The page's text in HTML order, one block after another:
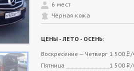
6 мест
Чёрная кожа
ЦЕНЫ - ЛЕТО - ОСЕНЬ:
Воскресение — Четверг 1 500
/
Пятница
1 500
/